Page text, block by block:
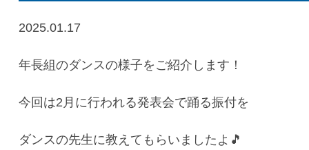
2025.01.17
年長組のダンスの様子をご紹介します！
今回は2月に行われる発表会で踊る振付を
ダンスの先生に教えてもらいましたよ🎵